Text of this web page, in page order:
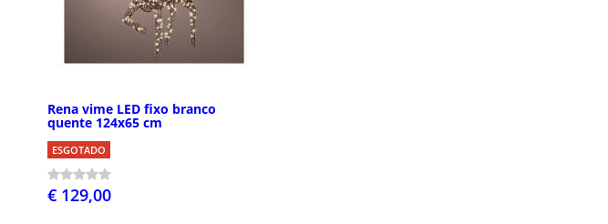
Rena vime LED fixo branco
quente 124x65 cm
ESGOTADO
€ 129,00